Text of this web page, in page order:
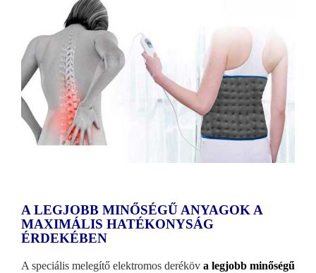
A LEGJOBB MINŐSÉGŰ ANYAGOK A
MAXIMÁLIS HATÉKONYSÁG
ÉRDEKÉBEN
A speciális melegítő elektromos deréköv a legjobb minőségű